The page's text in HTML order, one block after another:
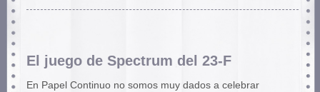
deme
El juego de Spectrum del 23-F
En Papel Continuo no somos muy dados a celebrar